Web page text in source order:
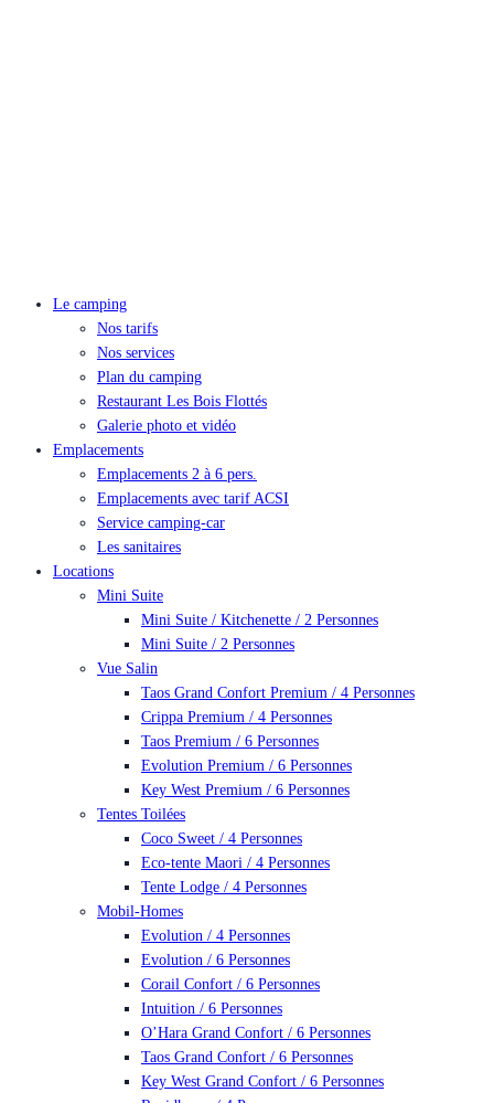
Le camping
Nos tarifs
Nos services
Plan du camping
Restaurant Les Bois Flottés
Galerie photo et vidéo
Emplacements
Emplacements 2 à 6 pers.
Emplacements avec tarif ACSI
Service camping-car
Les sanitaires
Locations
Mini Suite
Mini Suite / Kitchenette / 2 Personnes
Mini Suite / 2 Personnes
Vue Salin
Taos Grand Confort Premium / 4 Personnes
Crippa Premium / 4 Personnes
Taos Premium / 6 Personnes
Evolution Premium / 6 Personnes
Key West Premium / 6 Personnes
Tentes Toilées
Coco Sweet / 4 Personnes
Eco-tente Maori / 4 Personnes
Tente Lodge / 4 Personnes
Mobil-Homes
Evolution / 4 Personnes
Evolution / 6 Personnes
Corail Confort / 6 Personnes
Intuition / 6 Personnes
O’Hara Grand Confort / 6 Personnes
Taos Grand Confort / 6 Personnes
Key West Grand Confort / 6 Personnes